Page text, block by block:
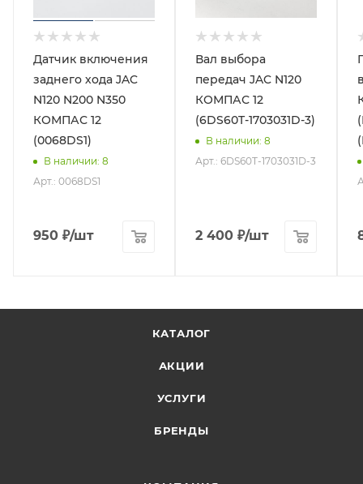
Датчик включения
заднего хода JAC
N120 N200 N350
КОМПАС 12
(0068DS1)
В наличии: 8
Арт.: 0068DS1
950 ₽/шт
Вал выбора
передач JAC N120
КОМПАС 12
(6DS60T-1703031D-3)
В наличии: 8
Арт.: 6DS60T-1703031D-3
2 400 ₽/шт
КАТАЛОГ
АКЦИИ
УСЛУГИ
БРЕНДЫ